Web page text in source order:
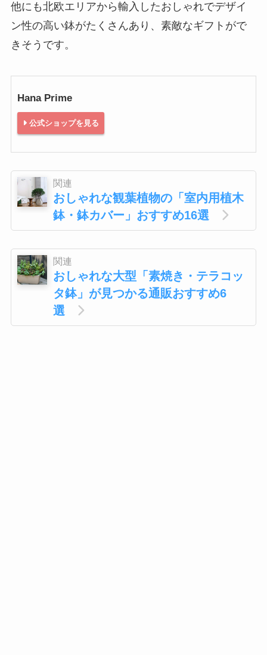
他にも北欧エリアから輸入したおしゃれでデザイ
ン性の高い鉢がたくさんあり、素敵なギフトがで
きそうです。
Hana Prime
公式ショップを見る
関連
おしゃれな観葉植物の「室内用植木
鉢・鉢カバー」おすすめ16選
関連
おしゃれな大型「素焼き・テラコッ
タ鉢」が見つかる通販おすすめ6
選